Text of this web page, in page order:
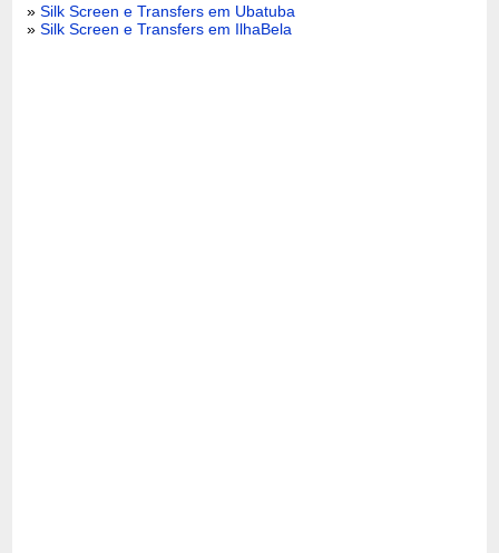
»Silk Screen e Transfers em Ubatuba
»Silk Screen e Transfers em IlhaBela